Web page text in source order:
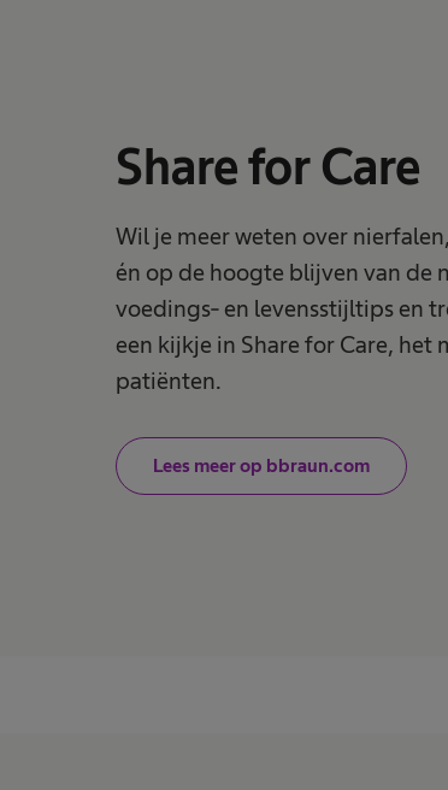
Share for Care
Wil je meer weten over
én op de hoogte blijven van de
voedings- en levensstijltips en
een kijkje in Share for Care, het
patiënten.
Lees meer op bbraun.com